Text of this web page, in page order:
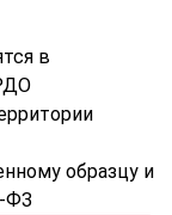
в
образцу и
ФЗ